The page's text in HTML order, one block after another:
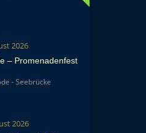
2026
– Promenadenfest
- Seebrücke
2026